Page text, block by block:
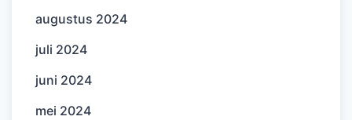
augustus 2024
juli 2024
juni 2024
mei 2024